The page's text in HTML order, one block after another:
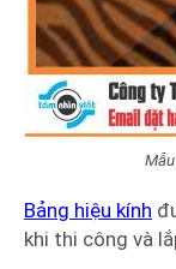
Bảng hiệu kính
khi thi công và